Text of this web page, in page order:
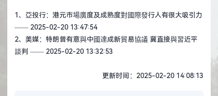
1、 亞投行：港元市場廣度及成熟度對國際發行人有很大吸引力
—— 2025-02-20 13:47:54
2、 美媒：特朗普有意與中國達成新貿易協議 冀直接與習近平
談判 —— 2025-02-20 13:32:53
更新时间：2025-02-20 14:08:13